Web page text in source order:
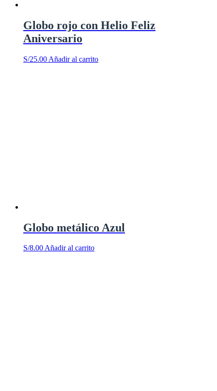
Globo rojo con Helio Feliz
Aniversario
S/25.00 Añadir al carrito
Globo metálico Azul
S/8.00Añadir al carrito